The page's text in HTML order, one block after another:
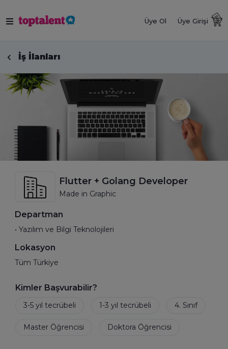
Üye Ol Üye Girişi
İş İlanları
Flutter + Golang Developer
Made in Graphic
Departman
• Yazılım ve Bilgi Teknolojileri
Lokasyon
Tüm Türkiye
Kimler Başvurabilir?